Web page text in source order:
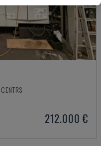
212.000 €